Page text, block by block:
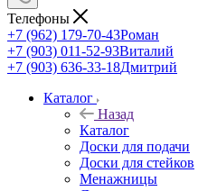
Телефоны
+7 (962) 179-70-43Роман
+7 (903) 011-52-93Виталий
+7 (903) 636-33-18Дмитрий
Каталог
Назад
Каталог
Доски для подачи
Доски для стейков
Менажницы